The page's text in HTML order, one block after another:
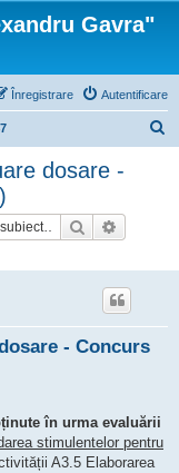
Gavra"
Autentificare
Înregistrare
dosare -
Căutare
- Concurs
în urma evaluării
stimulentelor pentru
A3.5 Elaborarea